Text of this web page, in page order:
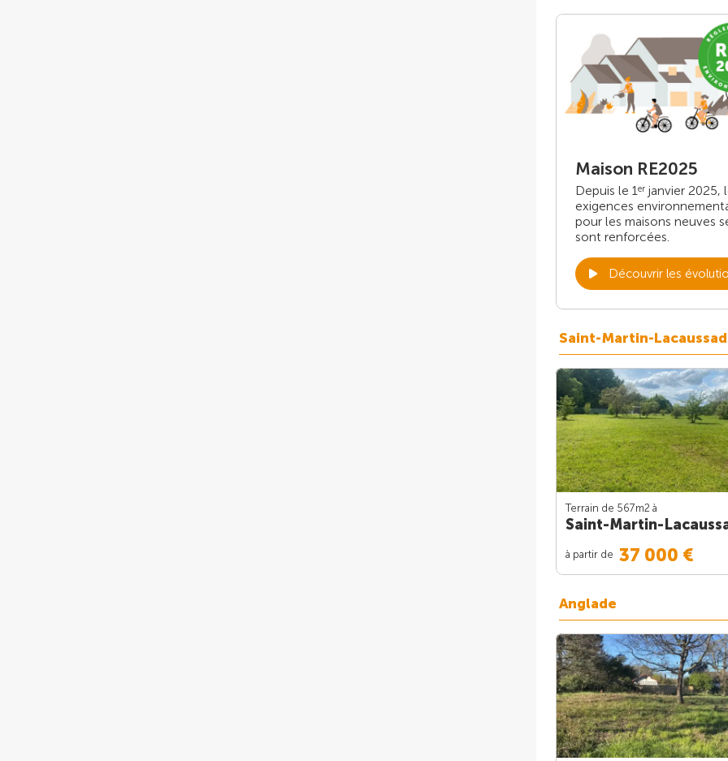
Maison RE2025
Depuis le 1er janvier 2025,
exigences
pour les maisons neuves
sont renforcées.
Découvrir les
Saint-Martin-
Terrain de 567m2 à
Saint-Martin-
à partir de 37 000 €
Anglade